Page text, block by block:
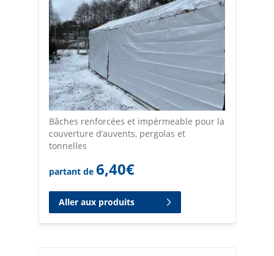
Bâches renforcées et impérmeable pour la
couverture d’auvents, pergolas et
tonnelles
partant de 6,40€
Aller aux produits